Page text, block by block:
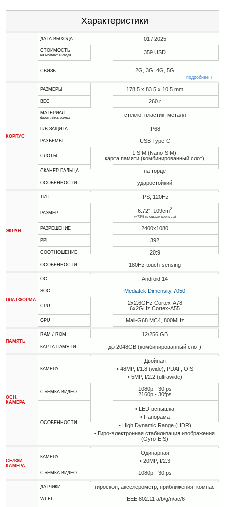
Характеристики
ДАТА ВЫХОДА 01 / 2025
СТОИМОСТЬ
на момент выхода 359 USD
СВЯЗЬ 2G, 3G, 4G, 5G
подробнее ↓
КОРПУС
РАЗМЕРЫ 178.5 x 83.5 x 10.5 mm
ВЕС 260 г
МАТЕРИАЛ
фронт, низ, рамка стекло, пластик, металл
П/В ЗАЩИТА IP68
РАЗЪЕМЫ USB Type-C
СЛОТЫ
1 SIM (Nano-SIM),
карта памяти (комбинированный слот)
СКАНЕР ПАЛЬЦА на торце
ОСОБЕННОСТИ ударостойкий
ЭКРАН
ТИП IPS, 120Hz
РАЗМЕР 6.72", 109cm2
(~73% площади корпуса)
РАЗРЕШЕНИЕ 2400x1080
PPI 392
СООТНОШЕНИЕ 20:9
ОСОБЕННОСТИ 180Hz touch-sensing
ПЛАТФОРМА
ОС Android 14
SOC Mediatek Dimensity 7050
CPU
2x2.6GHz Cortex-A78
6x2GHz Cortex-A55
GPU Mali-G68 MC4, 800MHz
ПАМЯТЬ
RAM / ROM 12/256 GB
КАРТА ПАМЯТИ до 2048GB (комбинированный слот)
ОСН.
КАМЕРА
КАМЕРА
Двойная
• 48MP, f/1.8 (wide), PDAF, OIS
• 5MP, f/2.2 (ultrawide)
СЪЕМКА ВИДЕО
1080p - 30fps
2160p - 30fps
ОСОБЕННОСТИ
• LED-вспышка
• Панорама
• High Dynamic Range (HDR)
• Гиро-электронная стабилизация изображения
(Gyro-EIS)
СЕЛФИ
КАМЕРА
КАМЕРА
Одинарная
• 20MP, f/2.3
СЪЕМКА ВИДЕО 1080p - 30fps
ДАТЧИКИ гироскоп, акселерометр, приближения, компас
WI-FI IEEE 802.11 a/b/g/n/ac/6